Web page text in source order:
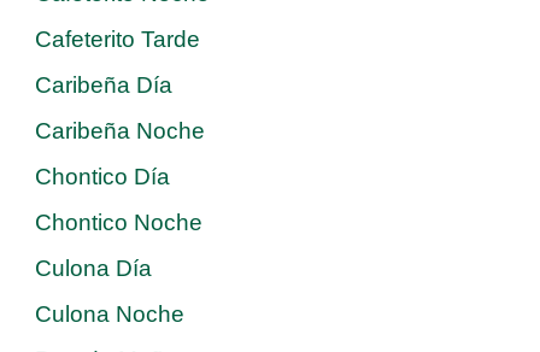
Cafeterito Tarde
Caribeña Día
Caribeña Noche
Chontico Día
Chontico Noche
Culona Día
Culona Noche